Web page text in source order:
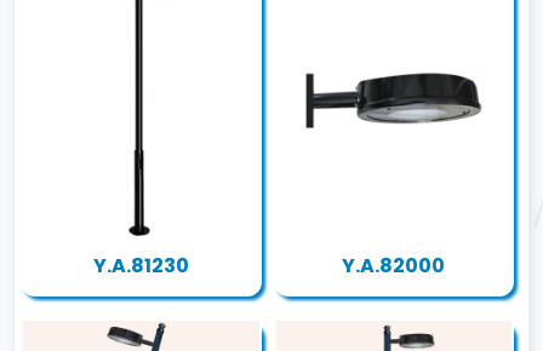
Y.A.81230 Y.A.82000